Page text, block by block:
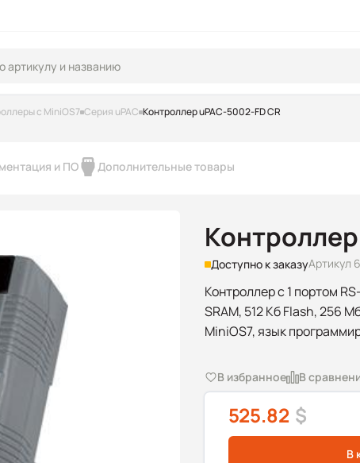
с MiniOS7 Серия uPAC Контроллер uPAC-5002-FD CR
и ПО Дополнительные товары
Доступно к заказуАртикул
Контроллер с 1 портом
SRAM, 512 Кб Flash, 256
MiniOS7, язык
В избранное В
525.82 $
В